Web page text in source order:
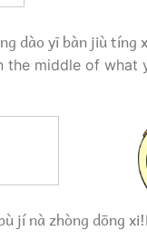
dào yī bàn jiù tíng
middle of what
jí nà zhòng dōng xi!